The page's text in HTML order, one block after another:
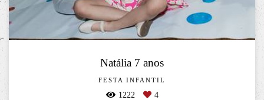
Natália 7 anos
FESTA INFANTIL
1222 4